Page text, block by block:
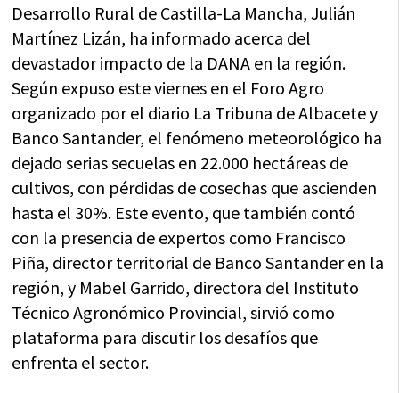
Desarrollo Rural de Castilla-La Mancha, Julián
Martínez Lizán, ha informado acerca del
devastador impacto de la DANA en la región.
Según expuso este viernes en el Foro Agro
organizado por el diario La Tribuna de Albacete y
Banco Santander, el fenómeno meteorológico ha
dejado serias secuelas en 22.000 hectáreas de
cultivos, con pérdidas de cosechas que ascienden
hasta el 30%. Este evento, que también contó
con la presencia de expertos como Francisco
Piña, director territorial de Banco Santander en la
región, y Mabel Garrido, directora del Instituto
Técnico Agronómico Provincial, sirvió como
plataforma para discutir los desafíos que
enfrenta el sector.